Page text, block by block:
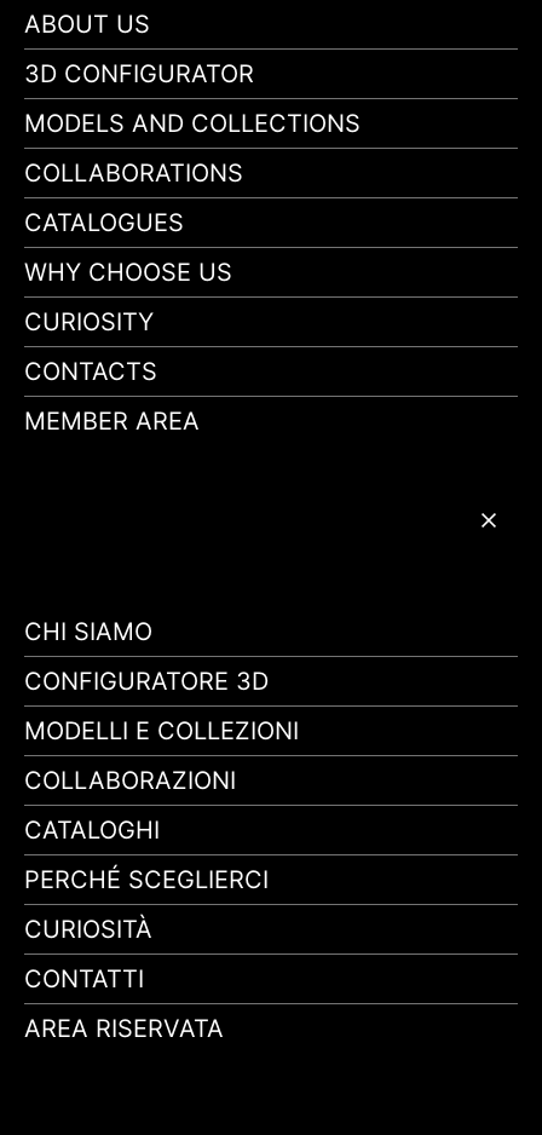
ABOUT US
3D CONFIGURATOR
MODELS AND COLLECTIONS
COLLABORATIONS
CATALOGUES
WHY CHOOSE US
CURIOSITY
CONTACTS
MEMBER AREA
CHI SIAMO
CONFIGURATORE 3D
MODELLI E COLLEZIONI
COLLABORAZIONI
CATALOGHI
PERCHÉ SCEGLIERCI
CURIOSITÀ
CONTATTI
AREA RISERVATA